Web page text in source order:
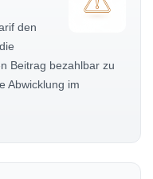
den
Beitrag bezahlbar zu
Abwicklung im